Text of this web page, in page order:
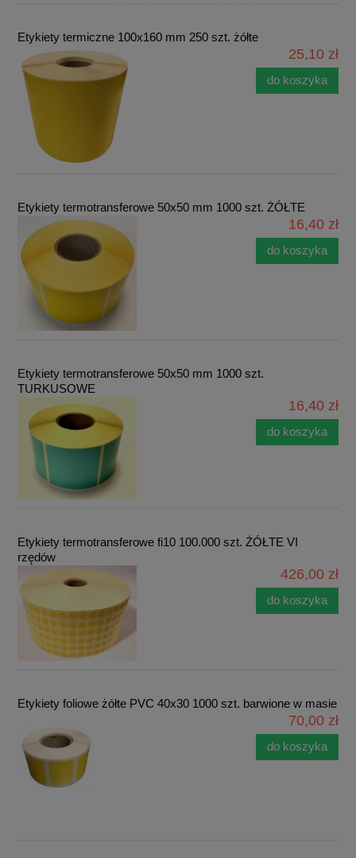
Etykiety termiczne 100x160 mm 250 szt. żółte
25,10 zł
do koszyka
Etykiety termotransferowe 50x50 mm 1000 szt. ŻÓŁTE
16,40 zł
do koszyka
Etykiety termotransferowe 50x50 mm 1000 szt.
TURKUSOWE
16,40 zł
do koszyka
Etykiety termotransferowe fi10 100.000 szt. ŻÓŁTE VI
rzędów
426,00 zł
do koszyka
Etykiety foliowe żółte PVC 40x30 1000 szt. barwione w masie
70,00 zł
do koszyka